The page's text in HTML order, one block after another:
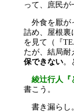
って、庶民が
外食を厭が
詰め、屋根裏
を見て（『
たが、結局耐
保できない。
綾辻行人『
書こう。
書き漏らし